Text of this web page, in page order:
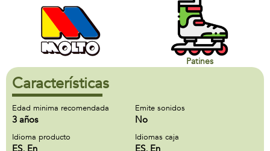
Patines
Características
Edad minima recomendada
3 años
Emite sonidos
No
Idioma producto
ES, En
Idiomas caja
ES, En